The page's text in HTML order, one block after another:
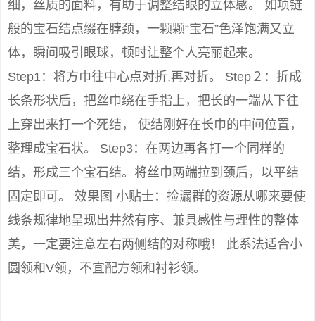
细，丝质的面料，有助于调整结眼的立体感。 如项链
般的宝石结点缀在脖颈，一颗颗“宝石”色泽饱满又立
体，瞬间吸引眼球，顿时让整个人亮丽起来。
Step1：将方巾往中心点对折,再对折。 Step２：折成
长条形状后，把丝巾绕在手指上，把长的一端从下往
上穿出来打一个死结， 使结刚好在长巾的中间位置，
整理成宝石状。 Step3：在两边再各打一个同样的
结，形成三个宝石结。将丝巾两端拉到颈后，以平结
固定即可。 效果图 小贴士：捡漏群的资源从哪来要使
线条规律地呈现出井然有序、兼具感性与理性的整体
美，一定要注意左右两侧结的对称哦！ 此系法适合小
圆领和V领，不宜配方领和衬衫领。